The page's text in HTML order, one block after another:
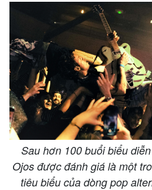
Sau hơn 100 buổi biểu
Ojos được đánh giá là một
tiêu biểu của dòng pop